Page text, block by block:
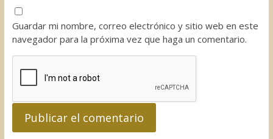
Guardar mi nombre, correo electrónico y sitio web en este
navegador para la próxima vez que haga un comentario.